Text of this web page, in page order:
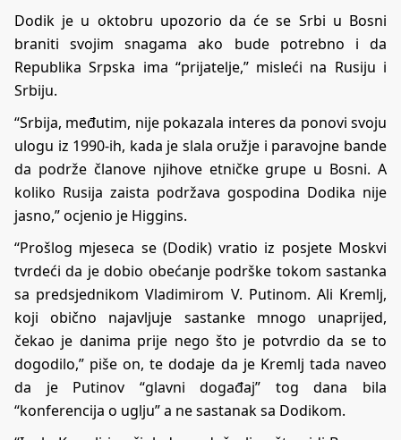
Dodik je u oktobru upozorio da će se Srbi u Bosni
braniti svojim snagama ako bude potrebno i da
Republika Srpska ima “prijatelje,” misleći na Rusiju i
Srbiju.
“Srbija, međutim, nije pokazala interes da ponovi svoju
ulogu iz 1990-ih, kada je slala oružje i paravojne bande
da podrže članove njihove etničke grupe u Bosni. A
koliko Rusija zaista podržava gospodina Dodika nije
jasno,” ocjenio je Higgins.
“Prošlog mjeseca se (Dodik) vratio iz posjete Moskvi
tvrdeći da je dobio obećanje podrške tokom sastanka
sa predsjednikom Vladimirom V. Putinom. Ali Kremlj,
koji obično najavljuje sastanke mnogo unaprijed,
čekao je danima prije nego što je potvrdio da se to
dogodilo,” piše on, te dodaje da je Kremlj tada naveo
da je Putinov “glavni događaj” tog dana bila
“konferencija o uglju” a ne sastanak sa Dodikom.